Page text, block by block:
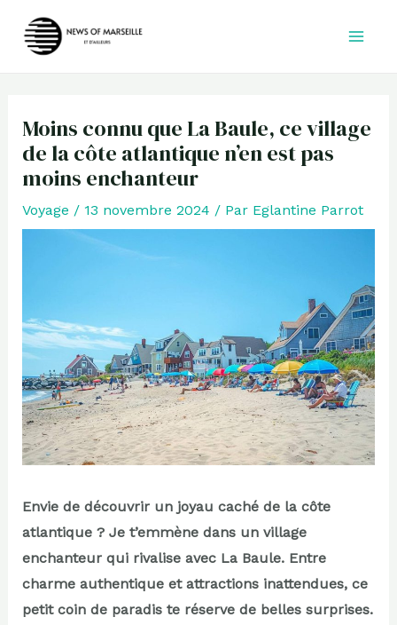
Moins connu que La Baule, ce village
de la côte atlantique n’en est pas
moins enchanteur
Voyage / 13 novembre 2024 / Par Eglantine Parrot
Envie de découvrir un joyau caché de la côte
atlantique ? Je t’emmène dans un village
enchanteur qui rivalise avec La Baule. Entre
charme authentique et attractions inattendues, ce
petit coin de paradis te réserve de belles surprises.